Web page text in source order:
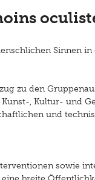
Sinnen
zu den
, Kultur- und
und
sowie